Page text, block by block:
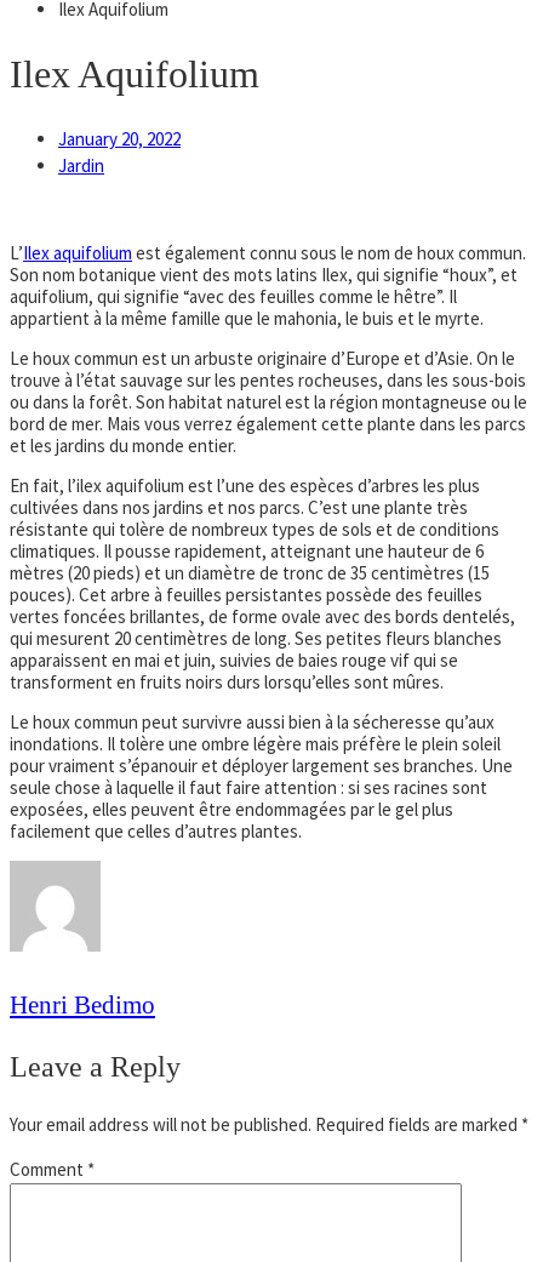
Ilex Aquifolium
Ilex Aquifolium
January 20, 2022
Jardin
L’Ilex aquifolium est également connu sous le nom de houx commun.
Son nom botanique vient des mots latins Ilex, qui signifie “houx”, et
aquifolium, qui signifie “avec des feuilles comme le hêtre”. Il
appartient à la même famille que le mahonia, le buis et le myrte.
Le houx commun est un arbuste originaire d’Europe et d’Asie. On le
trouve à l’état sauvage sur les pentes rocheuses, dans les sous-bois
ou dans la forêt. Son habitat naturel est la région montagneuse ou le
bord de mer. Mais vous verrez également cette plante dans les parcs
et les jardins du monde entier.
En fait, l’ilex aquifolium est l’une des espèces d’arbres les plus
cultivées dans nos jardins et nos parcs. C’est une plante très
résistante qui tolère de nombreux types de sols et de conditions
climatiques. Il pousse rapidement, atteignant une hauteur de 6
mètres (20 pieds) et un diamètre de tronc de 35 centimètres (15
pouces). Cet arbre à feuilles persistantes possède des feuilles
vertes foncées brillantes, de forme ovale avec des bords dentelés,
qui mesurent 20 centimètres de long. Ses petites fleurs blanches
apparaissent en mai et juin, suivies de baies rouge vif qui se
transforment en fruits noirs durs lorsqu’elles sont mûres.
Le houx commun peut survivre aussi bien à la sécheresse qu’aux
inondations. Il tolère une ombre légère mais préfère le plein soleil
pour vraiment s’épanouir et déployer largement ses branches. Une
seule chose à laquelle il faut faire attention : si ses racines sont
exposées, elles peuvent être endommagées par le gel plus
facilement que celles d’autres plantes.
Henri Bedimo
Leave a Reply
Your email address will not be published. Required fields are marked *
Comment *